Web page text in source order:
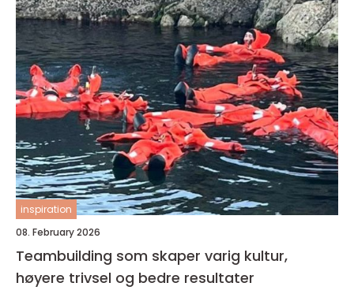
inspiration
08. February 2026
Teambuilding som skaper varig kultur,
høyere trivsel og bedre resultater